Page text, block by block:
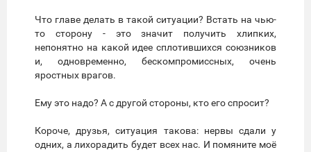
Что главе делать в такой ситуации? Встать на чью-
то сторону - это значит получить хлипких,
непонятно на какой идее сплотившихся союзников
и, одновременно, бескомпромиссных, очень
яростных врагов.
Ему это надо? А с другой стороны, кто его спросит?
Короче, друзья, ситуация такова: нервы сдали у
одних, а лихорадить будет всех нас. И помяните моё